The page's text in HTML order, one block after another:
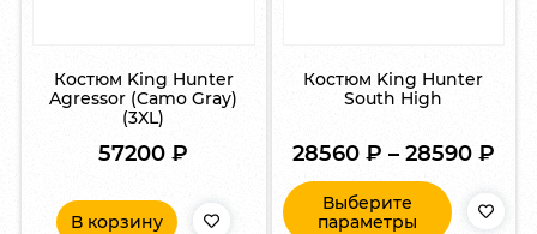
Костюм King Hunter
Agressor (Camo Gray)
(3XL)
57200₽
В корзину
Костюм King Hunter
South High
28560 ₽ – 28590 ₽
Выберите
параметры